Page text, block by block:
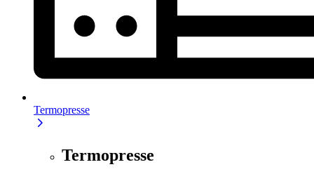
Termopresse
Termopresse